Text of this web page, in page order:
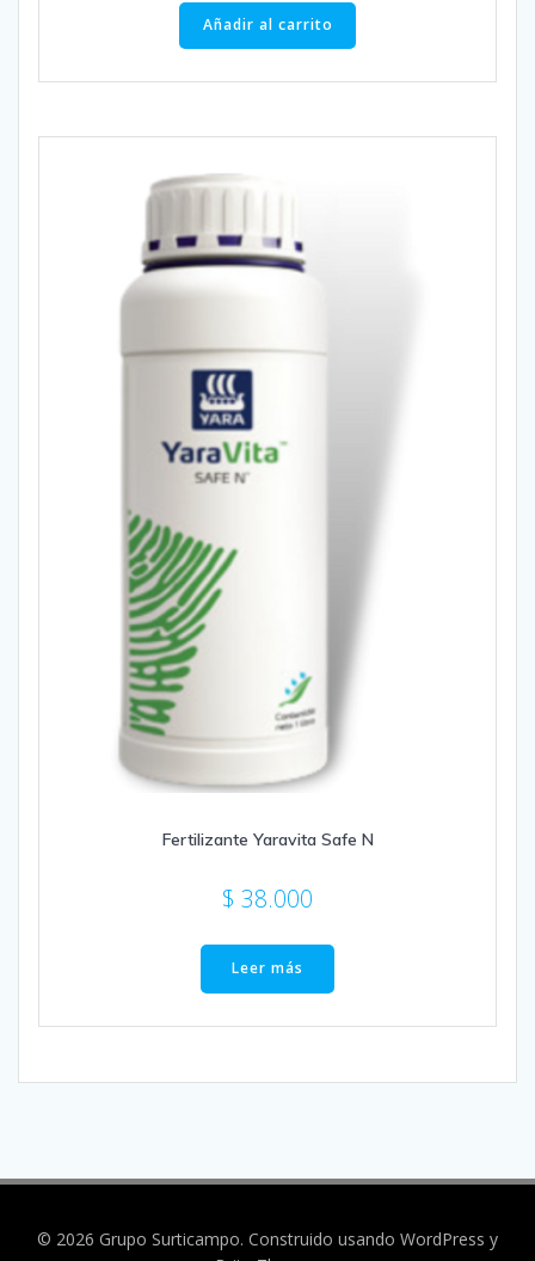
Añadir al carrito
Fertilizante Yaravita Safe N
$ 38.000
Leer más
© 2026 Grupo Surticampo. Construido usando WordPress y